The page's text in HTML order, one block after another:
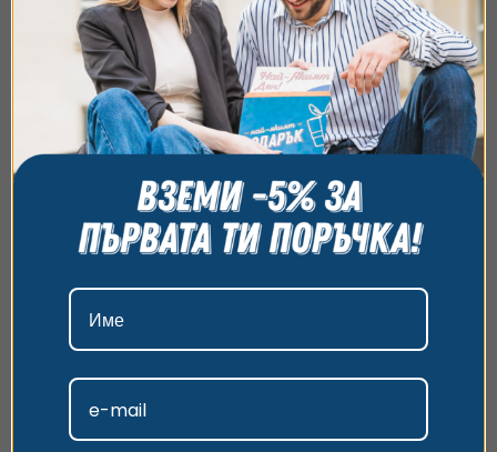
Индивидуални уроци по ски и сноуборд –
Пампорово
Преоткрий зимните спортове с урок, който комбинира
адреналин, природа и личен подход
община Смолян
от105€ /
нашия сайт винаги ще имаш печеливша карта в ръкава
си. Получателят може да избере не само от
Ние използваме бисквитки. Използваме
бисквитки и подобни технологии, за да осигурим
работата на уебсайта, да подобрим
изживяването ви, да анализираме използването
на сайта и да ви показваме персонализирано
съдържание и реклами. Можете да приемете
всички бисквитки, да откажете всички или да
изберете предпочитания. За повече информация
относно начина, по който обработваме вашите
данни, моля, посетете нашата страница за
поверителност.
Приемам